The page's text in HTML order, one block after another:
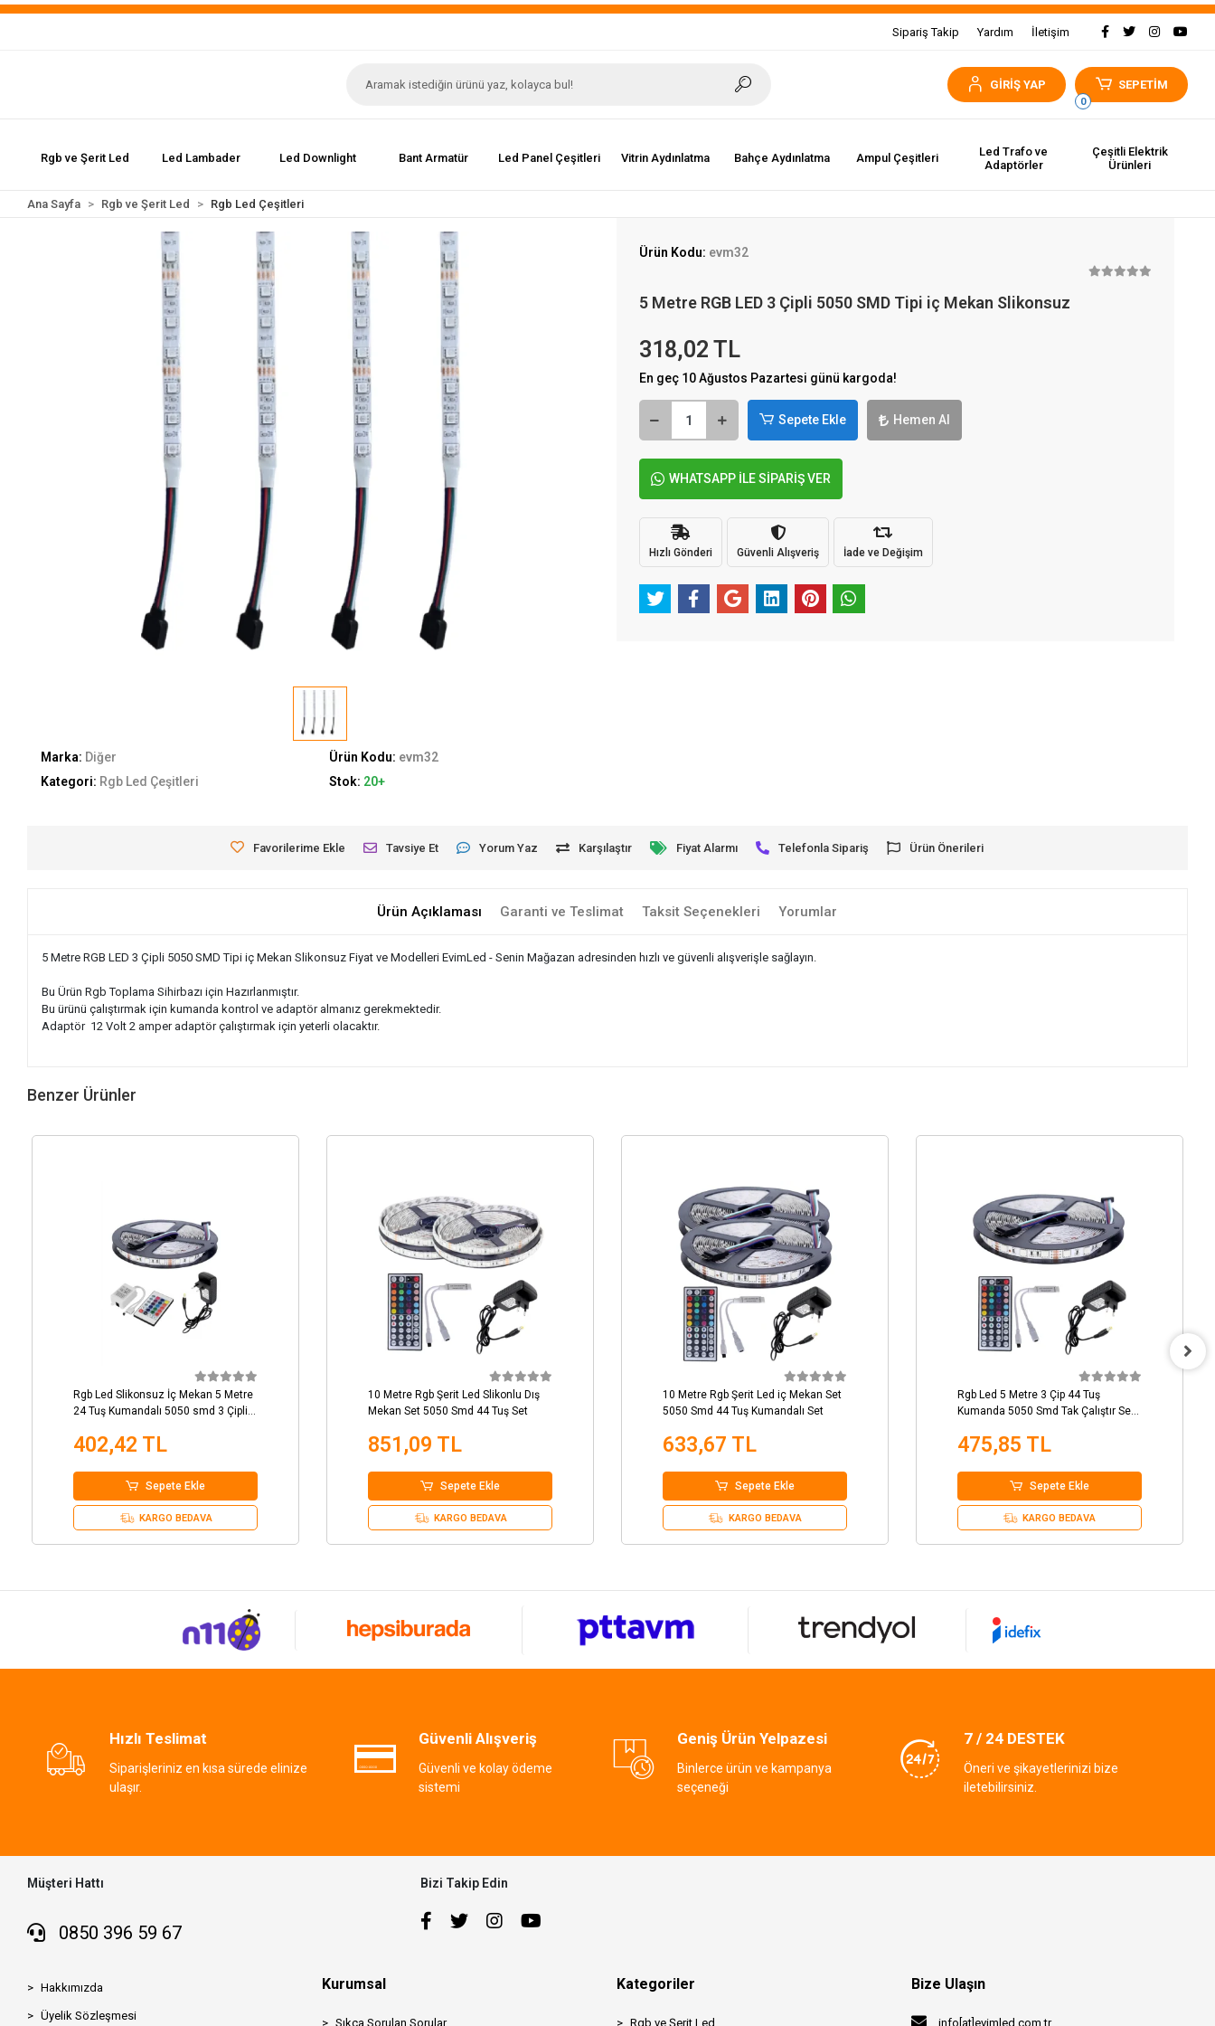
Sipariş Takip Yardım İletişim
GİRİŞ YAP
0
SEPETİM
Rgb ve Şerit Led Led Lambader Led Downlight Bant Armatür Led Panel Çeşitleri Vitrin Aydınlatma Bahçe Aydınlatma Ampul Çeşitleri
Led Trafo ve
Adaptörler
Çeşitli Elektrik
Ürünleri
Ana Sayfa Rgb ve Şerit Led Rgb Led Çeşitleri
Marka: Diğer Ürün Kodu: evm32
Kategori: Rgb Led Çeşitleri Stok: 20+
Ürün Kodu: evm32
5 Metre RGB LED 3 Çipli 5050 SMD Tipi iç Mekan Slikonsuz
318,02 TL
En geç 10 Ağustos Pazartesi günü kargoda!
Sepete Ekle Hemen Al
WHATSAPP İLE SİPARİŞ VER
Hızlı Gönderi Güvenli Alışveriş İade ve Değişim
Favorilerime Ekle Tavsiye Et Yorum Yaz Karşılaştır Fiyat Alarmı Telefonla Sipariş Ürün Önerileri
Ürün Açıklaması Garanti ve Teslimat Taksit Seçenekleri Yorumlar
5 Metre RGB LED 3 Çipli 5050 SMD Tipi iç Mekan Slikonsuz Fiyat ve Modelleri EvimLed - Senin Mağazan adresinden hızlı ve güvenli alışverişle sağlayın.
Bu Ürün Rgb Toplama Sihirbazı için Hazırlanmıştır.
Bu ürünü çalıştırmak için kumanda kontrol ve adaptör almanız gerekmektedir.
Adaptör 12 Volt 2 amper adaptör çalıştırmak için yeterli olacaktır.
Benzer Ürünler
Rgb Led Slikonsuz İç Mekan 5 Metre
24 Tuş Kumandalı 5050 smd 3 Çipli
402,42 TL
Sepete Ekle
KARGO BEDAVA
10 Metre Rgb Şerit Led Slikonlu Dış
Mekan Set 5050 Smd 44 Tuş Set
851,09 TL
Sepete Ekle
KARGO BEDAVA
10 Metre Rgb Şerit Led iç Mekan Set
5050 Smd 44 Tuş Kumandalı Set
633,67 TL
Sepete Ekle
KARGO BEDAVA
Rgb Led 5 Metre 3 Çip 44 Tuş
Kumanda 5050 Smd Tak Çalıştır Set
475,85 TL
Sepete Ekle
KARGO BEDAVA
Hızlı Teslimat
Siparişleriniz en kısa sürede elinize
ulaşır.
Güvenli Alışveriş
Güvenli ve kolay ödeme
sistemi
Geniş Ürün Yelpazesi
Binlerce ürün ve kampanya
seçeneği
7 / 24 DESTEK
Öneri ve şikayetlerinizi bize
iletebilirsiniz.
Müşteri Hattı
0850 396 59 67
Bizi Takip Edin
Hakkımızda
Üyelik Sözleşmesi
Kurumsal
Sıkça Sorulan Sorular
Kategoriler
Rgb ve Şerit Led
Bize Ulaşın
info[at]evimled.com.tr